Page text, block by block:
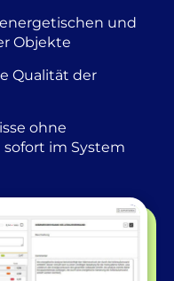
und
Objekte
Qualität der
ohne
im System